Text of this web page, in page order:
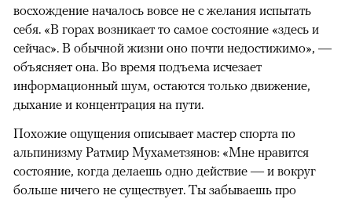
восхождение началось вовсе не с желания испытать
себя. «В горах возникает то самое состояние «здесь и
сейчас». В обычной жизни оно почти недостижимо», —
объясняет она. Во время подъема исчезает
информационный шум, остаются только движение,
дыхание и концентрация на пути.
Похожие ощущения описывает мастер спорта по
альпинизму Ратмир Мухаметзянов: «Мне нравится
состояние, когда делаешь одно действие — и вокруг
больше ничего не существует. Ты забываешь про